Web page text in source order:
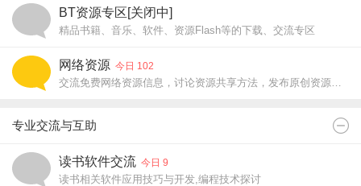
BT资源专区[关闭中]
精品书籍、音乐、软件、资源Flash等的下载、交流专区
网络资源 今日 102
交流免费网络资源信息，讨论资源共享方法，发布原创资源，共享你我精彩
专业交流与互助
读书软件交流 今日 9
读书相关软件应用技巧与开发,编程技术探讨